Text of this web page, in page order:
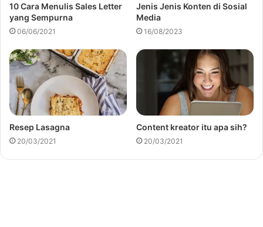
10 Cara Menulis Sales Letter
yang Sempurna
06/06/2021
Jenis Jenis Konten di Sosial
Media
16/08/2023
Resep Lasagna
20/03/2021
Content kreator itu apa sih?
20/03/2021